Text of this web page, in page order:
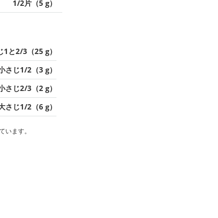
1/2片（5 g）
1と2/3（25 g）
さじ1/2（3 g）
さじ2/3（2 g）
さじ1/2（6 g）
ます。